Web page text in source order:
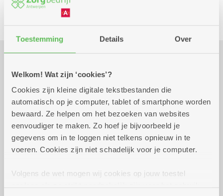
Toestemming Details Over
Welkom! Wat zijn ‘cookies’?
Cookies zijn kleine digitale tekstbestanden die
automatisch op je computer, tablet of smartphone worden
bewaard. Ze helpen om het bezoeken van websites
eenvoudiger te maken. Zo hoef je bijvoorbeeld je
gegevens om in te loggen niet telkens opnieuw in te
voeren. Cookies zijn niet schadelijk voor je computer.
Volgens de wet mogen wij cookies op jouw toestel
Club Spel
Praktisch
Wekelijks op woensdag tot 30
december 2026
13.00 uur tot
17.00 uur
Reserveer vervoer
P.H. Spaaklaan 5
2660 Hoboken